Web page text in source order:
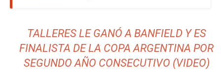
TALLERES LE GANÓ A BANFIELD Y ES
FINALISTA DE LA COPA ARGENTINA POR
SEGUNDO AÑO CONSECUTIVO (VIDEO)